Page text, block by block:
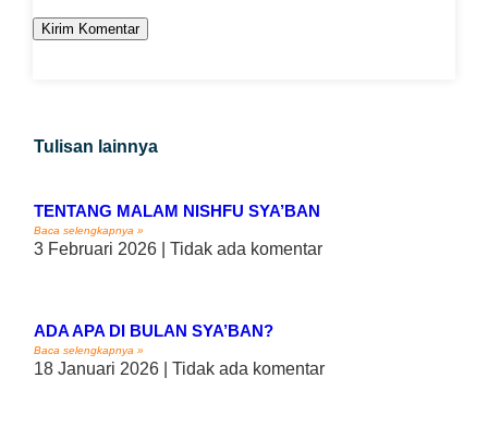
Tulisan lainnya
TENTANG MALAM NISHFU SYA’BAN
Baca selengkapnya »
3 Februari 2026 Tidak ada komentar
ADA APA DI BULAN SYA’BAN?
Baca selengkapnya »
18 Januari 2026 Tidak ada komentar